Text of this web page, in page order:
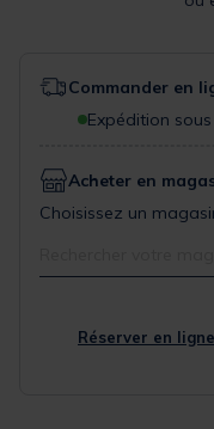
Commander en
Expédition
Acheter en
Choisissez un
Réserver en